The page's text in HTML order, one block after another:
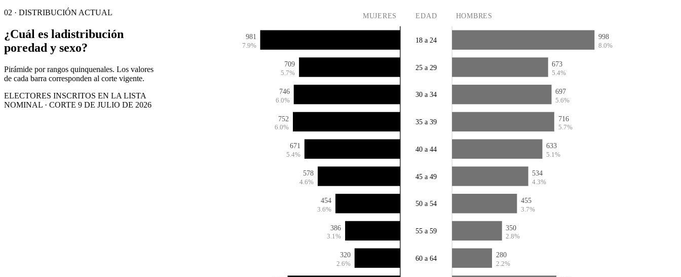
02 · DISTRIBUCIÓN ACTUAL
¿Cuál es ladistribución
poredad y sexo?
Pirámide por rangos quinquenales. Los valores
de cada barra corresponden al corte vigente.
ELECTORES INSCRITOS EN LA LISTA
NOMINAL · CORTE 9 DE JULIO DE 2026
MUJERES EDAD HOMBRES
981
7.9%
998
8.0%
18 a 24
709
5.7%
673
5.4%
25 a 29
746
6.0%
697
5.6%
30 a 34
752
6.0%
716
5.7%
35 a 39
671
5.4%
633
5.1%
40 a 44
578
4.6%
534
4.3%
45 a 49
454
3.6%
455
3.7%
50 a 54
386
3.1%
350
2.8%
55 a 59
320
2.6%
280
2.2%
60 a 64